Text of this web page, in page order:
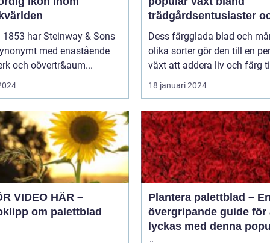
1853 har Steinway & Sons
med enastående
och oövertr&aum...
trädgårdsentusiaster
inom inredning
Dess färgglada blad och
olika sorter gör den till en
växt att addera liv och färg
18 januari 2024
VIDEO HÄR –
om palettblad
Plantera palettblad –
övergripande guide för
lyckas med denna
växt